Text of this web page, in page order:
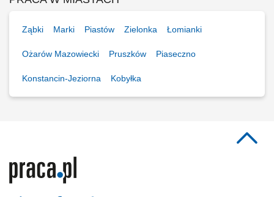
Ząbki Marki Piastów Zielonka Łomianki
Ożarów Mazowiecki Pruszków Piaseczno
Konstancin-Jeziorna Kobyłka